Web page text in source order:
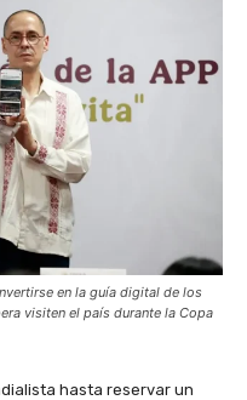
en la guía digital de los
visiten el país durante la Copa
hasta reservar un